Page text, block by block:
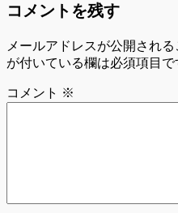
コメントを残す
メールアドレスが公開される
が付いている欄は必須項目で
コメント ※